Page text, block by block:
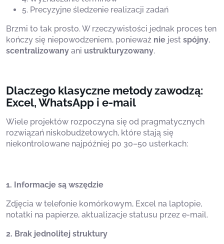
5. Precyzyjne śledzenie realizacji zadań
Brzmi to tak prosto. W rzeczywistości jednak proces ten
kończy się niepowodzeniem, ponieważ nie jest spójny,
scentralizowany ani ustrukturyzowany.
Dlaczego klasyczne metody zawodzą:
Excel, WhatsApp i e-mail
Wiele projektów rozpoczyna się od pragmatycznych
rozwiązań niskobudżetowych, które stają się
niekontrolowane najpóźniej po 30–50 usterkach:
1. Informacje są wszędzie
Zdjęcia w telefonie komórkowym, Excel na laptopie,
notatki na papierze, aktualizacje statusu przez e-mail.
2. Brak jednolitej struktury